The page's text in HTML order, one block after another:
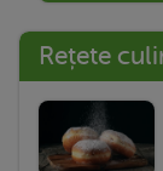
Rețete